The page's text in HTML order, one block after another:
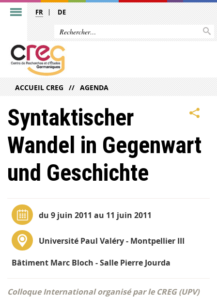
FR DE
ACCUEIL CREG AGENDA
Syntaktischer
Wandel in Gegenwart
und Geschichte
du 9 juin 2011 au 11 juin 2011
Université Paul Valéry - Montpellier III
Bâtiment Marc Bloch - Salle Pierre Jourda
Colloque International organisé par le CREG (UPV)